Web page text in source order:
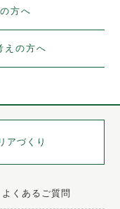
方へ
えの方へ
アづくり
よくあるご質問